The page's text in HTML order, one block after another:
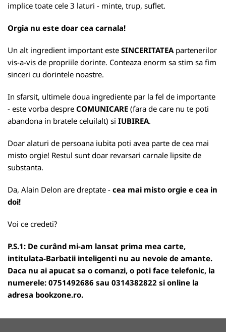
implice toate cele 3 laturi - minte, trup, suflet.
Orgia nu este doar cea carnala!
Un alt ingredient important este SINCERITATEApartenerilor
vis-a-vis de propriile dorinte. Conteaza enorm sa stim sa fim
sinceri cu dorintele noastre.
In sfarsit, ultimele doua ingrediente par la fel de importante
- este vorba despre COMUNICARE (fara de care nu te poti
abandona in bratele celuilalt) si IUBIREA.
Doar alaturi de persoana iubita poti avea parte de cea mai
misto orgie! Restul sunt doar revarsari carnale lipsite de
substanta.
Da, Alain Delon are dreptate - cea mai misto orgie e cea in
doi!
Voi ce credeti?
P.S.1: De curând mi-am lansat prima mea carte,
intitulata-Barbatii inteligenti nu au nevoie de amante.
Daca nu ai apucat sa o comanzi, o poti face telefonic, la
numerele: 0751492686 sau 0314382822 si online la
adresa bookzone.ro.